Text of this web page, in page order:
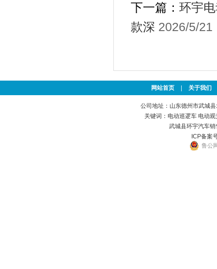
下一篇： 环宇
款深 2026/5/21
网站首页 关于我们
公司地址：山东德州市武城
关键词： 电动巡逻车 电动观
武城县环宇汽车
ICP备案
鲁公